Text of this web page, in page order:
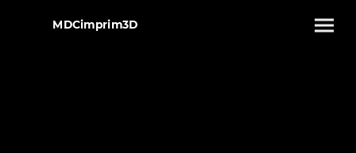
MDCimprim3D